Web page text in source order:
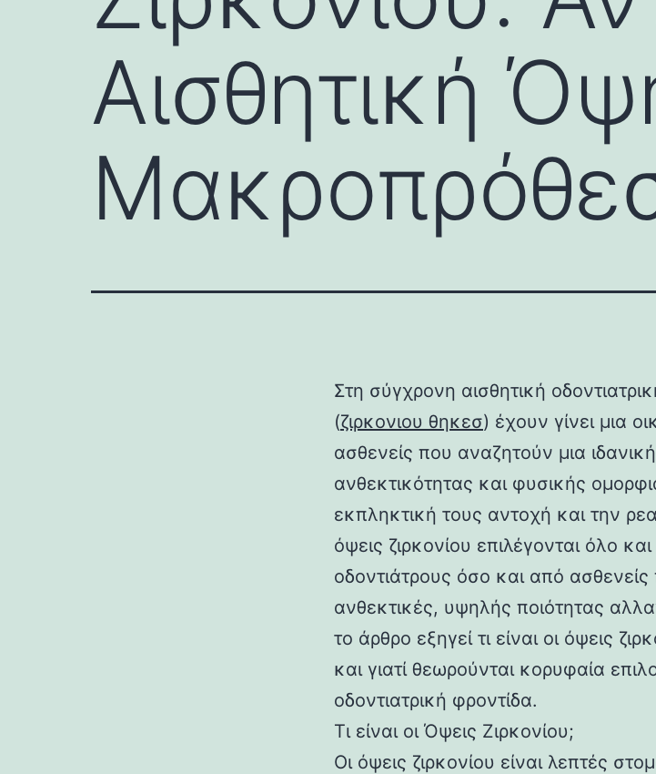
Αισθητική
Στη σύγχρονη αισθητική
(ζιρκονιου θηκεσ) έχουν γίνει μια
ασθενείς που αναζητούν μια
ανθεκτικότητας και φυσικής
εκπληκτική τους αντοχή και την
όψεις ζιρκονίου επιλέγονται όλο
οδοντιάτρους όσο και από
ανθεκτικές, υψηλής ποιότητας
το άρθρο εξηγεί τι είναι οι όψεις
και γιατί θεωρούνται κορυφαία
οδοντιατρική φροντίδα.
Τι είναι οι Όψεις Ζιρκονίου;
Οι όψεις ζιρκονίου είναι λεπτές